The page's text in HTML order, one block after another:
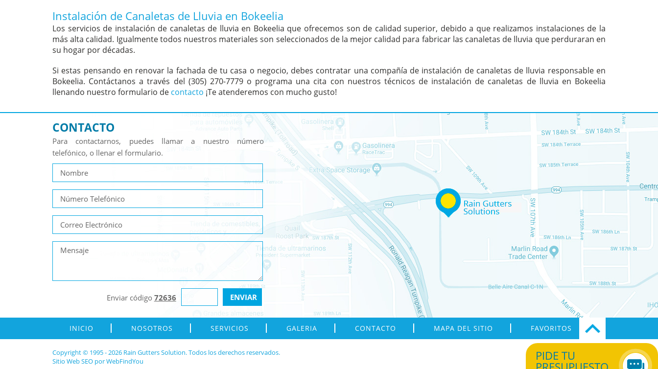
Instalación de Canaletas de Lluvia en Bokeelia
Los servicios de instalación de canaletas de lluvia en Bokeelia que ofrecemos son de calidad superior, debido a que realizamos instalaciones de la
más alta calidad. Igualmente todos nuestros materiales son seleccionados de la mejor calidad para fabricar las canaletas de lluvia que perduraran en
su hogar por décadas.
Si estas pensando en renovar la fachada de tu casa o negocio, debes contratar una compañía de instalación de canaletas de lluvia responsable en
Bokeelia. Contáctanos a través del (305) 270-7779 o programa una cita con nuestros técnicos de instalación de canaletas de lluvia en Bokeelia
llenando nuestro formulario de contacto ¡Te atenderemos con mucho gusto!
PIDE TU
CONTACTO
Para contactarnos, puedes llamar a nuestro número
telefónico, o llenar el formulario.
Enviar código 72636
INICIO NOSOTROS SERVICIOS GALERIA CONTACTO MAPA DEL SITIO FAVORITOS
Copyright © 1995 - 2026 Rain Gutters Solution. Todos los derechos reservados.
Sitio Web SEO porWebFindYou